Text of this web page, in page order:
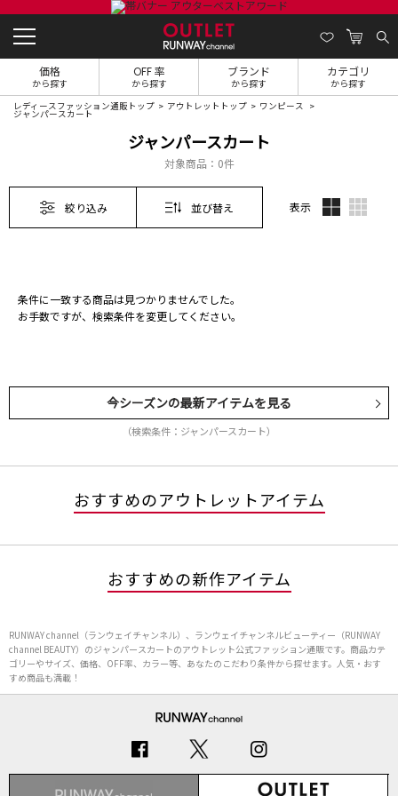
価格
から探す
OFF 率
から探す
ブランド
から探す
カテゴリ
から探す
レディースファッション通販トップ アウトレットトップ ワンピース
ジャンパースカート
ジャンパースカート
対象商品： 0件
絞り込み 並び替え 表示
条件に一致する商品は見つかりませんでした。
お手数ですが、検索条件を変更してください。
今シーズンの最新アイテムを見る
（検索条件：ジャンパースカート）
おすすめのアウトレットアイテム
おすすめの新作アイテム
RUNWAY channel（ランウェイチャンネル）、ランウェイチャンネルビューティー（RUNWAY
channel BEAUTY）のジャンパースカートのアウトレット公式ファッション通販です。商品カテ
ゴリーやサイズ、価格、OFF率、カラー等、あなたのこだわり条件から探せます。人気・おす
すめ商品も満載！